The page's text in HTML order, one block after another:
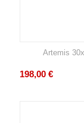
Artemis
198,00 €